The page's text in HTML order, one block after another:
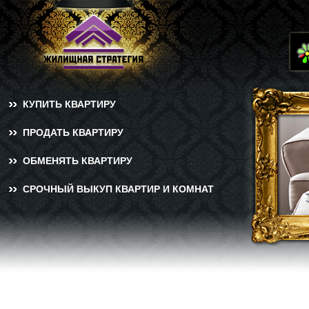
КУПИТЬ КВАРТИРУ
ПРОДАТЬ КВАРТИРУ
ОБМЕНЯТЬ КВАРТИРУ
СРОЧНЫЙ ВЫКУП КВАРТИР И КОМНАТ